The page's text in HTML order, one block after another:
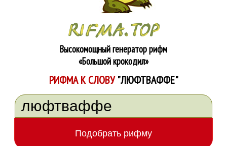
Высокомощный генератор рифм
«Большой крокодил»
РИФМА К СЛОВУ"ЛЮФТВАФФЕ"